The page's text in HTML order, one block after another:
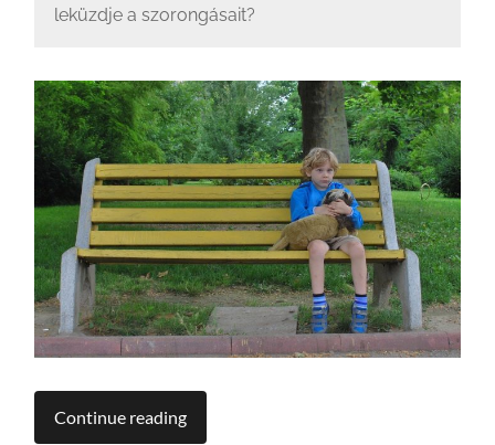
leküzdje a szorongásait?
Continue reading